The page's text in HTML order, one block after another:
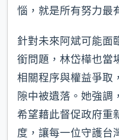
惱，就是所有努力最
針對未來阿斌可能面
銜問題，林岱樺也當
相關程序與權益爭取
隙中被遺落。她強調
希望藉此督促政府重
度，讓每一位守護台